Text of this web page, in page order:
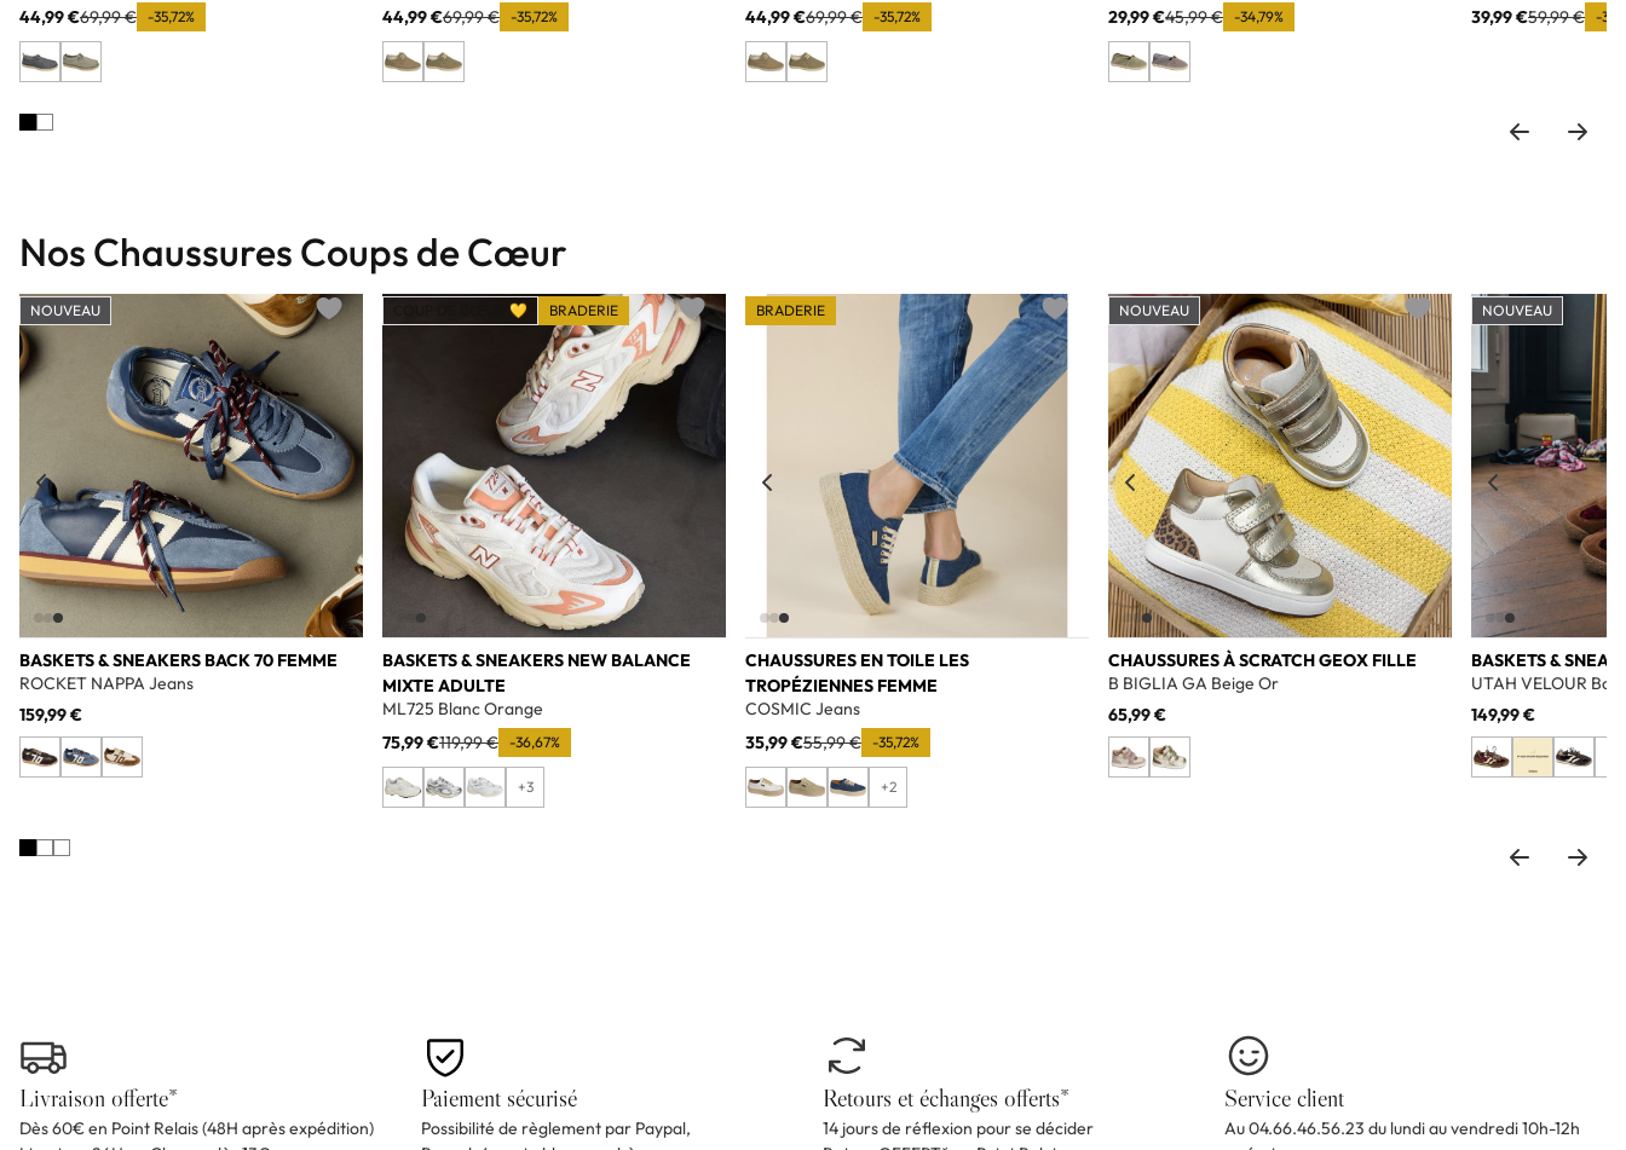
44,99 €69,99 € -35,72%
44,99 €69,99 € -35,72%
44,99 €69,99 € -35,72%
29,99 €45,99 € -34,79%
39,99 €59,99 € -
Nos Chaussures Coups de Cœur
BASKETS & SNEAKERS BACK 70 FEMME
ROCKET NAPPA Jeans
159,99 €
NOUVEAU
Add to wishlist
BASKETS & SNEAKERS NEW BALANCE
MIXTE ADULTE
ML725 Blanc Orange
75,99 €119,99 € -36,67%
+3
COUP DE CŒUR 💛 BRADERIE
Add to wishlist
CHAUSSURES EN TOILE LES
TROPÉZIENNES FEMME
COSMIC Jeans
35,99 €55,99 € -35,72%
+2
BRADERIE
Add to wishlist
CHAUSSURES À SCRATCH GEOX FILLE
B BIGLIA GA Beige Or
65,99 €
NOUVEAU
Add to wishlist
BASKETS &
UTAH VELOUR
149,99 €
NOUVEAU
Livraison offerte*
Dès 60€ en Point Relais (48H après expédition)
Paiement sécurisé
Possibilité de règlement par Paypal,
Retours et échanges offerts*
14 jours de réflexion pour se décider
Service client
Au 04.66.46.56.23 du lundi au vendredi 10h-12h